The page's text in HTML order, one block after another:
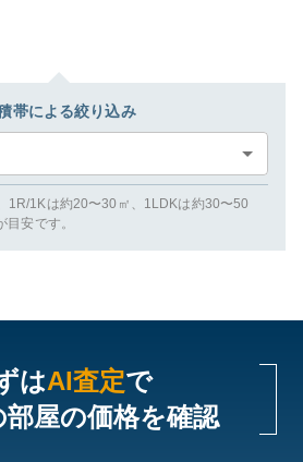
帯による絞り込み
1R/1Kは約20〜30㎡、1LDKは約30〜50
安です。
はAI査定で
屋の価格を確認